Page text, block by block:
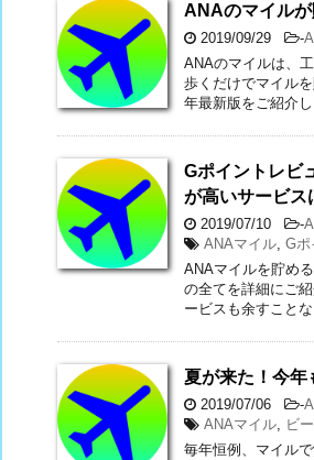
ANAのマイル
2019/09/29 -
ANAのマイルは、
歩くだけでマイル
年最新版をご紹介
Gポイントレビ
が高いサービス
2019/07/10 -
ANAマイル, Gポ
ANAマイルを貯め
の全てを詳細にご
ービスも余すことな
夏が来た！今年
2019/07/06 -
ANAマイル, ビ
毎年恒例、マイル